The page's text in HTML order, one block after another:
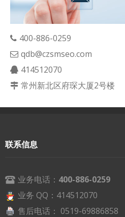
400-886-0259
qdb@czsmseo.com
414512070
常州新北区府琛大厦2号楼
联系信息
业务电话： 400-886-0259
业务 QQ：414512070
售后电话： 0519-69886858